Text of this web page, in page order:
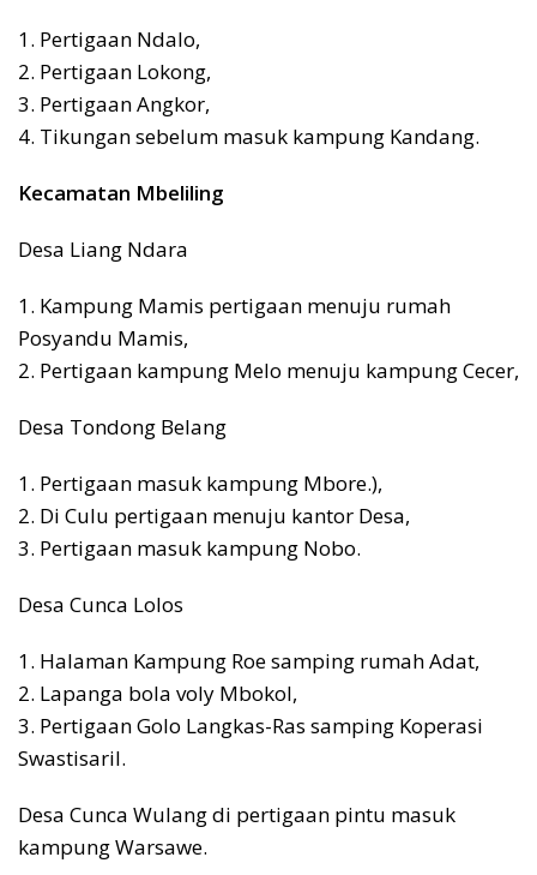
1. Pertigaan Ndalo,
2. Pertigaan Lokong,
3. Pertigaan Angkor,
4. Tikungan sebelum masuk kampung Kandang.
Kecamatan Mbeliling
Desa Liang Ndara
1. Kampung Mamis pertigaan menuju rumah
Posyandu Mamis,
2. Pertigaan kampung Melo menuju kampung Cecer,
Desa Tondong Belang
1. Pertigaan masuk kampung Mbore.),
2. Di Culu pertigaan menuju kantor Desa,
3. Pertigaan masuk kampung Nobo.
Desa Cunca Lolos
1. Halaman Kampung Roe samping rumah Adat,
2. Lapanga bola voly Mbokol,
3. Pertigaan Golo Langkas-Ras samping Koperasi
SwastisariI.
Desa Cunca Wulang di pertigaan pintu masuk
kampung Warsawe.